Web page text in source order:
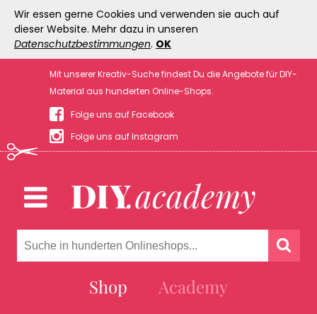
Wir essen gerne Cookies und verwenden sie auch auf
dieser Website. Mehr dazu in unseren
Datenschutzbestimmungen. OK
Mit unserer Kreativ-Suche findest Du die Angebote für DIY-
Material aus hunderten Online-Shops.
Folge uns auf Facebook
Folge uns auf Instagram
Shop Academy